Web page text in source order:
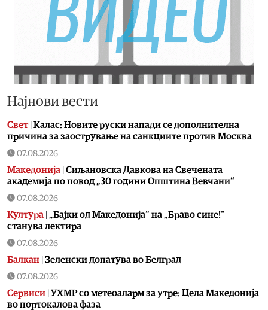
Најнови вести
Свет| Калас: Новите руски напади се дополнителна
причина за заострување на санкциите против Москва
07.08.2026
Македонија Сиљановска Давкова на Свечената
академија по повод „30 години Општина Вевчани“
07.08.2026
Култура „Бајки од Македонија“ на „Браво сине!“
станува лектира
07.08.2026
Балкан Зеленски допатува во Белград
07.08.2026
Сервиси УХМР со метеоаларм за утре: Цела Македонија
во портокалова фаза